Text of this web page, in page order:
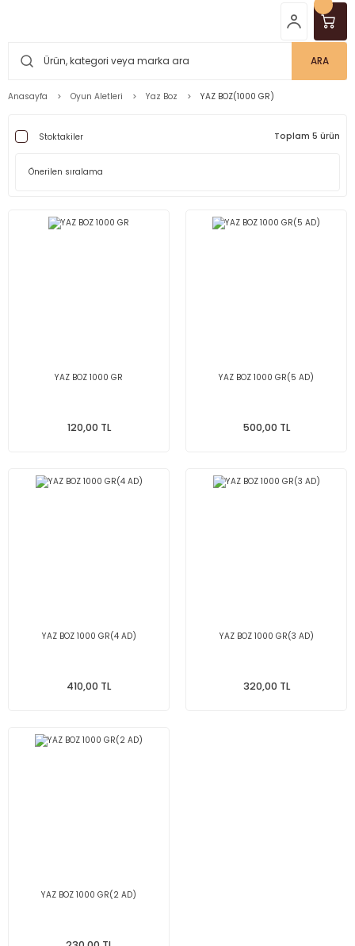
ARA
Anasayfa Oyun Aletleri Yaz Boz YAZ BOZ(1000 GR)
Stoktakiler Toplam 5 ürün
YAZ BOZ 1000 GR
120,00 TL
YAZ BOZ 1000 GR(5 AD)
500,00 TL
YAZ BOZ 1000 GR(4 AD)
410,00 TL
YAZ BOZ 1000 GR(3 AD)
320,00 TL
YAZ BOZ 1000 GR(2 AD)